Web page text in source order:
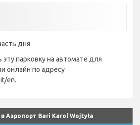
дня
парковку на автомате для
онлайн по адресу
en.
Аэропорт Bari Karol Wojtyła